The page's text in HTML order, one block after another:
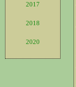
2017
2018
2020